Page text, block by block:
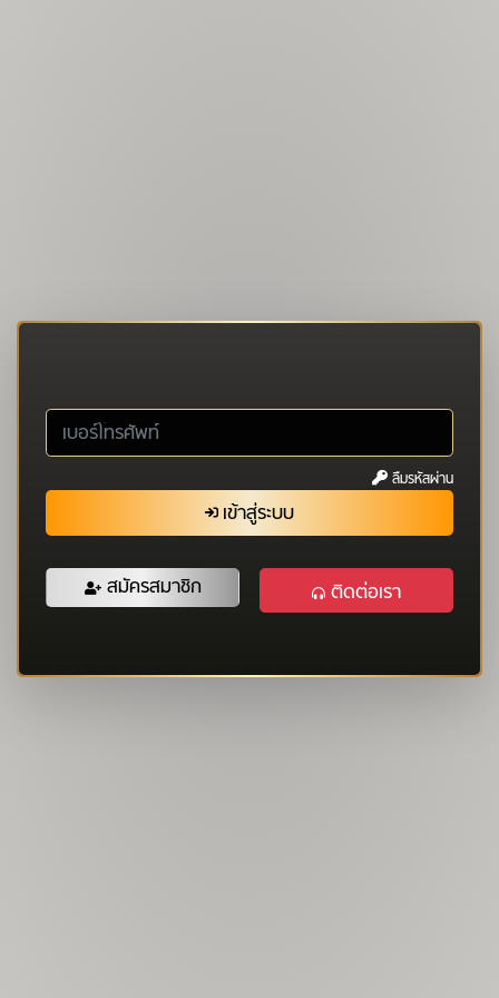
ลืมรหัสผ่าน
เข้าสู่ระบบ
สมัครสมาชิก ติดต่อเรา